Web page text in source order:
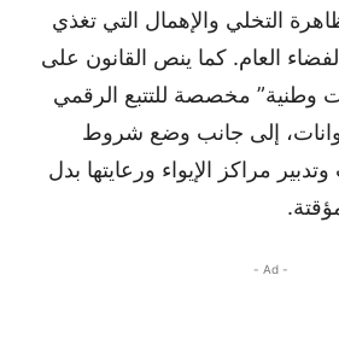
التخلي والإهمال التي تغذي
العام. كما ينص القانون على
وطنية” مخصصة للتتبع الرقمي
إلى جانب وضع شروط
مراكز الإيواء ورعايتها بدل
- Ad -